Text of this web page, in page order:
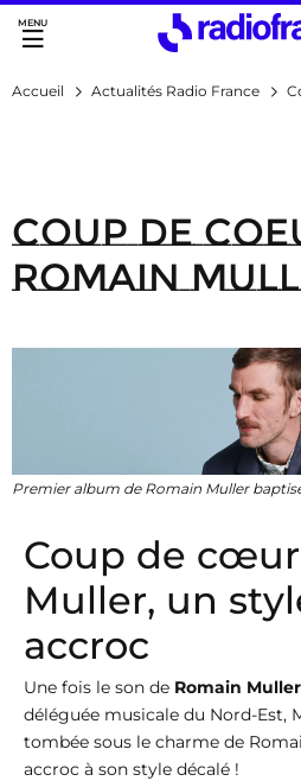
Accès direct :
Menu principal
Contenu
Accueil Actualités Radio France
Coup de
Romain
Premier album de Romain Muller
Coup de
Muller, un
accroc
Une fois le son de Romain Muller
déléguée musicale du Nord-Est,
tombée sous le charme de
accroc à son style décalé !